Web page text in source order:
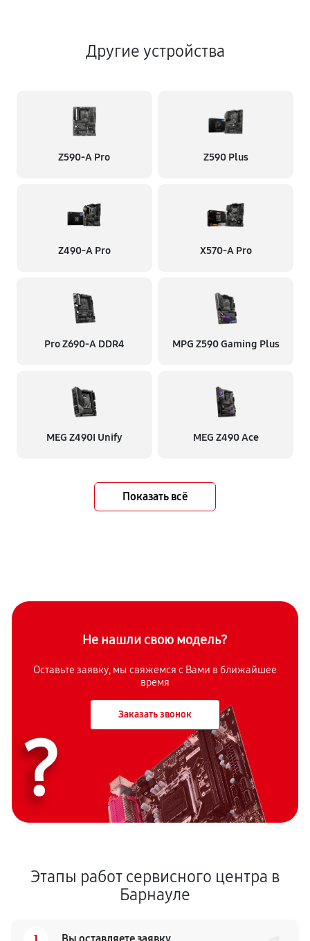
Другие устройства
Z590-A Pro Z590 Plus
Z490-A Pro X570-A Pro
Pro Z690-A DDR4 MPG Z590 Gaming Plus
MEG Z490I Unify MEG Z490 Ace
Показать всё
Не нашли свою модель?
Оставьте заявку, мы свяжемся с Вами в ближайшее
время
Заказать звонок
?
Этапы работ сервисного центра в
Барнауле